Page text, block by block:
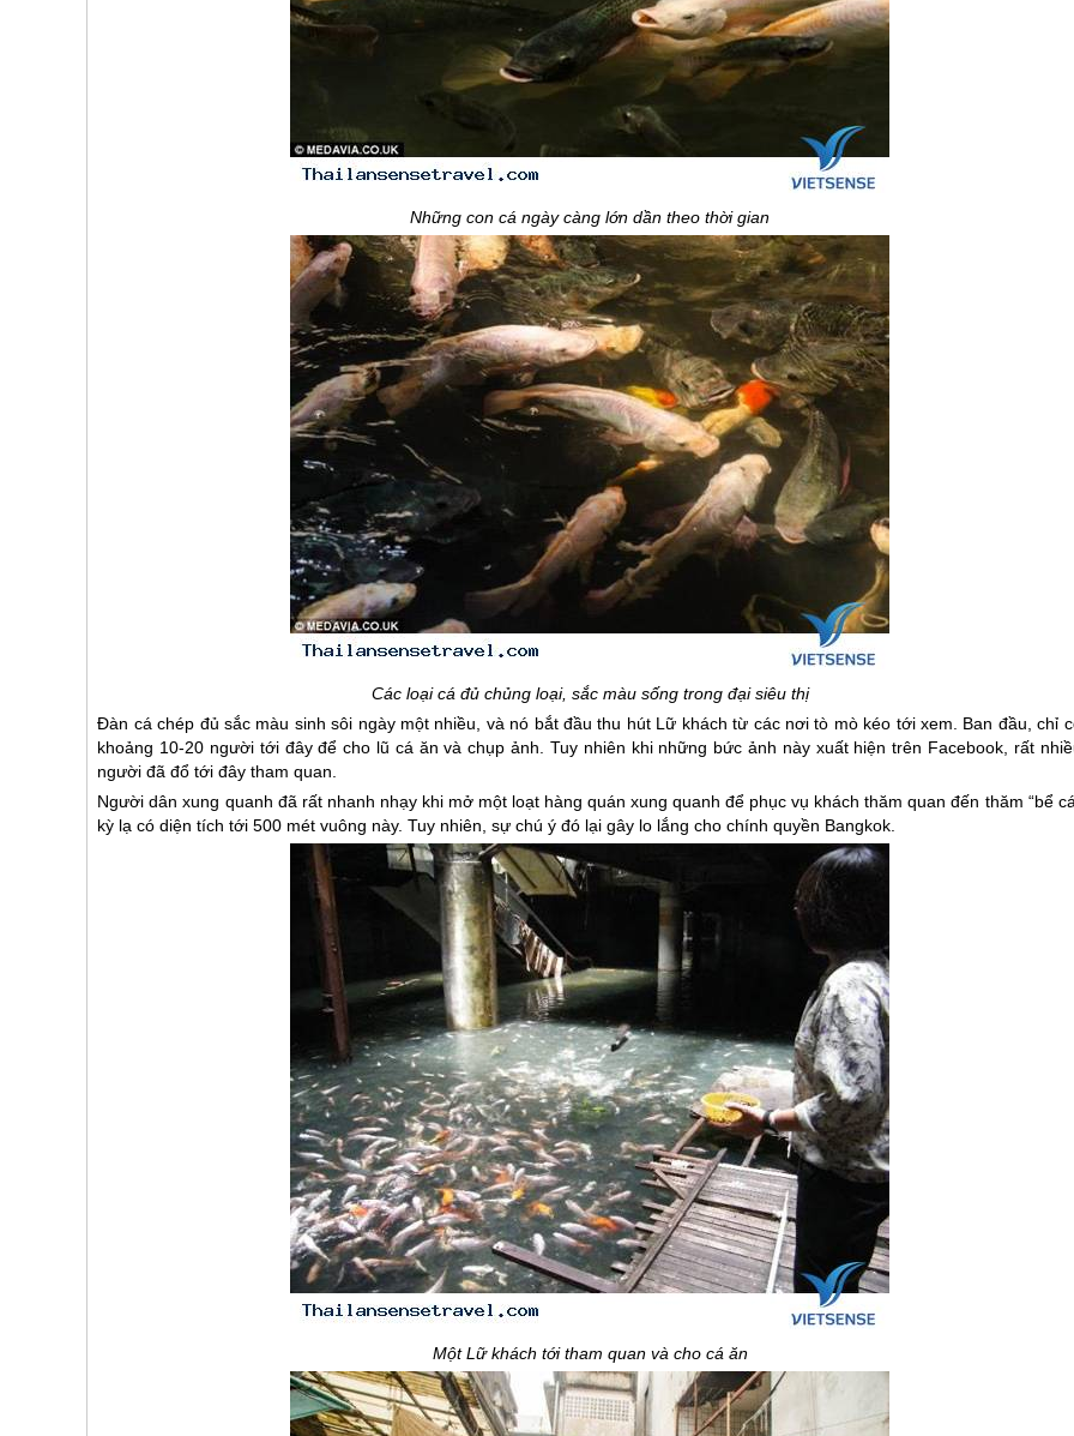
Những con cá ngày càng lớn dần theo thời gian
Các loại cá đủ chủng loại, sắc màu sống trong đại siêu thị
Đàn cá chép đủ sắc màu sinh sôi ngày một nhiều, và nó bắt đầu thu hút Lữ khách từ các nơi tò mò kéo tới xem. Ban đầu, chỉ
khoảng 10-20 người tới đây để cho lũ cá ăn và chụp ảnh. Tuy nhiên khi những bức ảnh này xuất hiện trên Facebook, rất
người đã đổ tới đây tham quan.
Người dân xung quanh đã rất nhanh nhạy khi mở một loạt hàng quán xung quanh để phục vụ khách thăm quan đến thăm “bể
kỳ lạ có diện tích tới 500 mét vuông này. Tuy nhiên, sự chú ý đó lại gây lo lắng cho chính quyền Bangkok.
Một Lữ khách tới tham quan và cho cá ăn